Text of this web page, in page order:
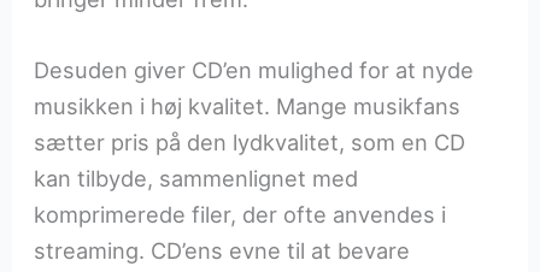
Desuden giver CD’en mulighed for at nyde
musikken i høj kvalitet. Mange musikfans
sætter pris på den lydkvalitet, som en CD
kan tilbyde, sammenlignet med
komprimerede filer, der ofte anvendes i
streaming. CD’ens evne til at bevare